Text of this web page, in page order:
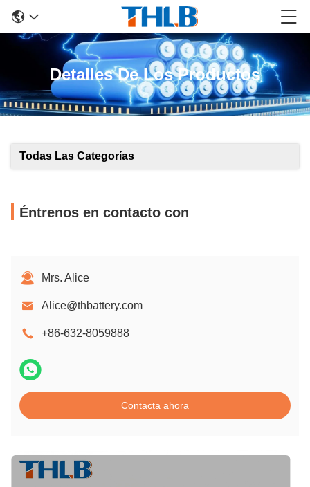
Detalles De Los Productos
Todas Las Categorías
Éntrenos en contacto con
Mrs. Alice
Alice@thbattery.com
+86-632-8059888
Contacta ahora